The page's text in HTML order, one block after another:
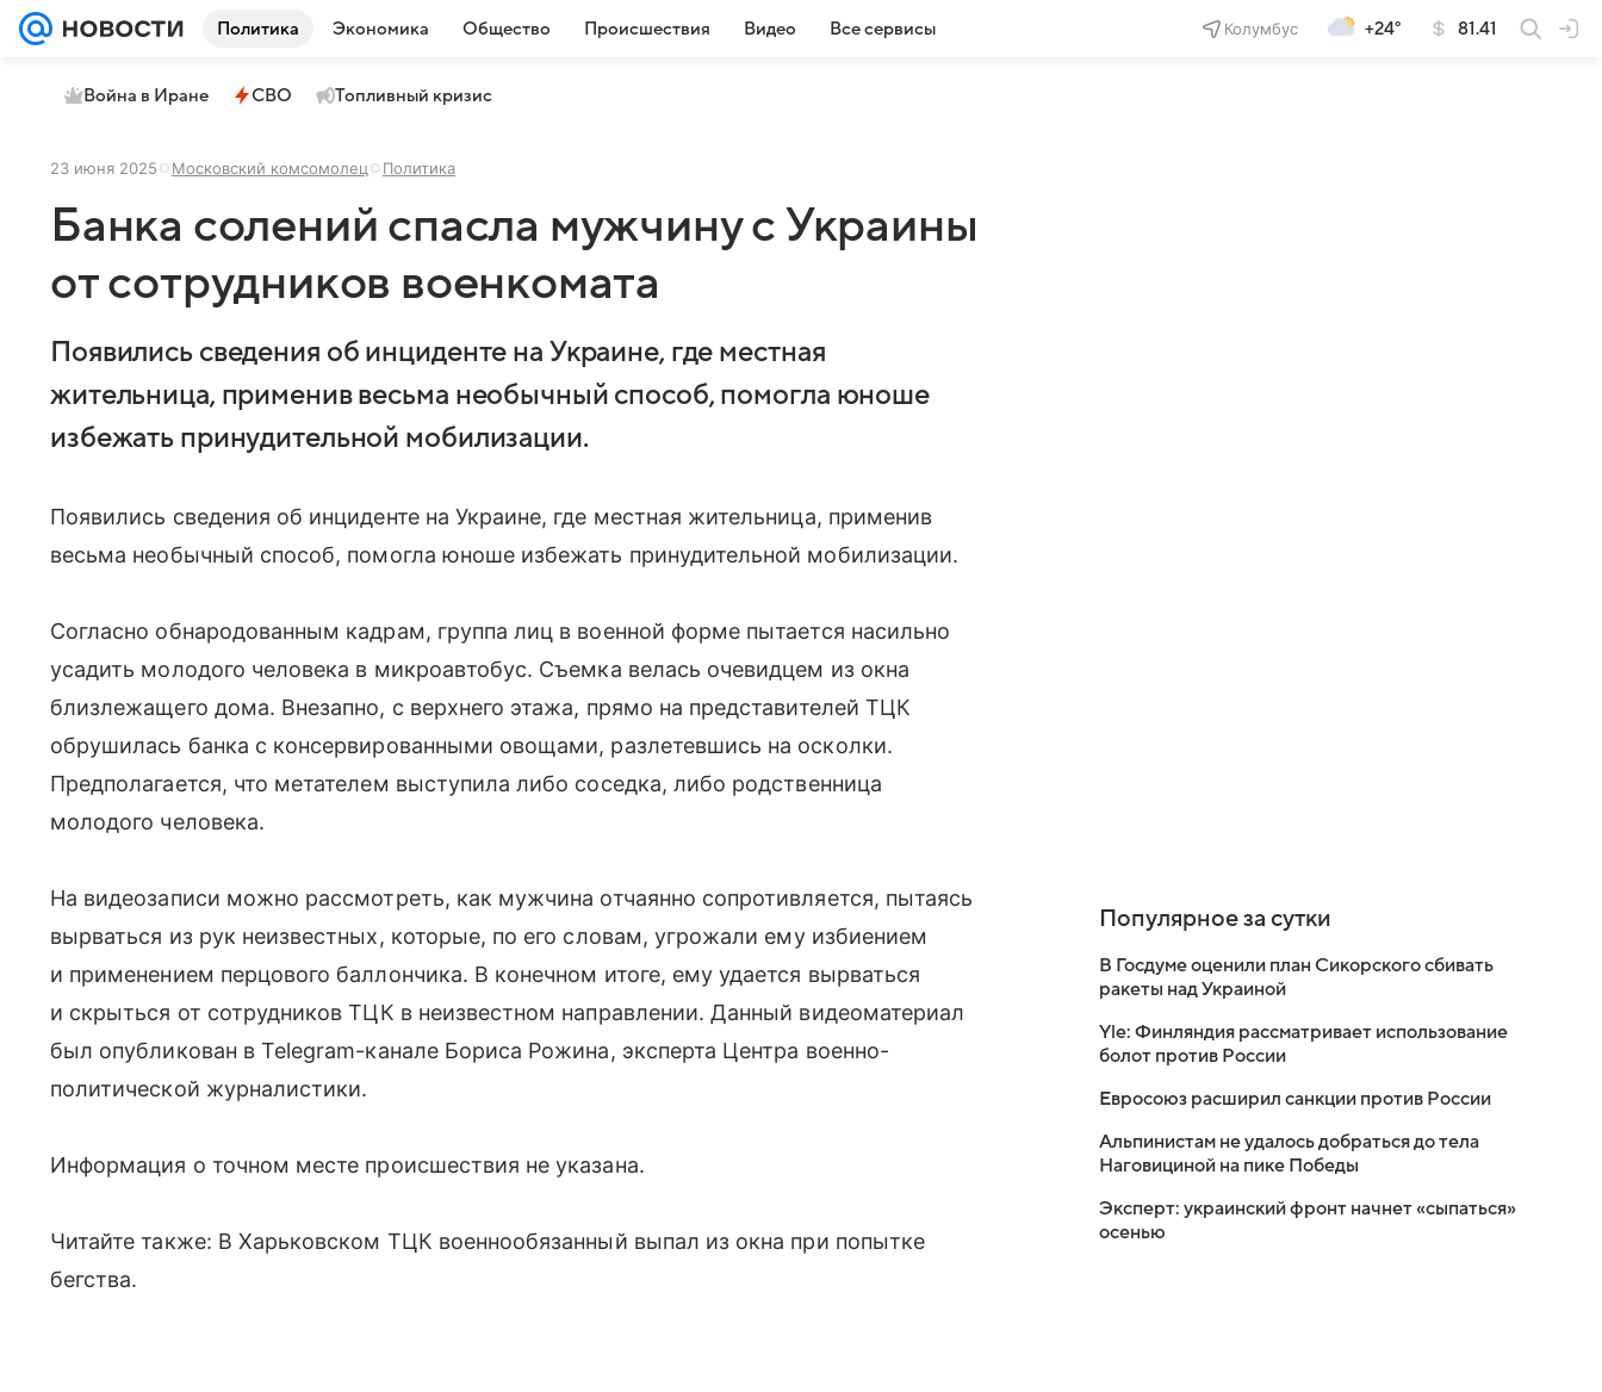
Политика Экономика Общество Происшествия Видео Все сервисы Колумбус +24° 81.41
Война в Иране СВО Топливный кризис
23 июня 2025 Московский комсомолец Политика
Банка солений спасла мужчину с Украины
от сотрудников военкомата
Появились сведения об инциденте на Украине, где местная
жительница, применив весьма необычный способ, помогла юноше
избежать принудительной мобилизации.
Появились сведения об инциденте на Украине, где местная жительница, применив
весьма необычный способ, помогла юноше избежать принудительной мобилизации.
Согласно обнародованным кадрам, группа лиц в военной форме пытается насильно
усадить молодого человека в микроавтобус. Съемка велась очевидцем из окна
близлежащего дома. Внезапно, с верхнего этажа, прямо на представителей ТЦК
обрушилась банка с консервированными овощами, разлетевшись на осколки.
Предполагается, что метателем выступила либо соседка, либо родственница
молодого человека.
На видеозаписи можно рассмотреть, как мужчина отчаянно сопротивляется, пытаясь
вырваться из рук неизвестных, которые, по его словам, угрожали ему избиением
и применением перцового баллончика. В конечном итоге, ему удается вырваться
и скрыться от сотрудников ТЦК в неизвестном направлении. Данный видеоматериал
был опубликован в Telegram-канале Бориса Рожина, эксперта Центра военно-
политической журналистики.
Информация о точном месте происшествия не указана.
Читайте также: В Харьковском ТЦК военнообязанный выпал из окна при попытке
бегства.
Популярное за сутки
В Госдуме оценили план Сикорского сбивать
ракеты над Украиной
Yle: Финляндия рассматривает использование
болот против России
Евросоюз расширил санкции против России
Альпинистам не удалось добраться до тела
Наговициной на пике Победы
Эксперт: украинский фронт начнет «сыпаться»
осенью